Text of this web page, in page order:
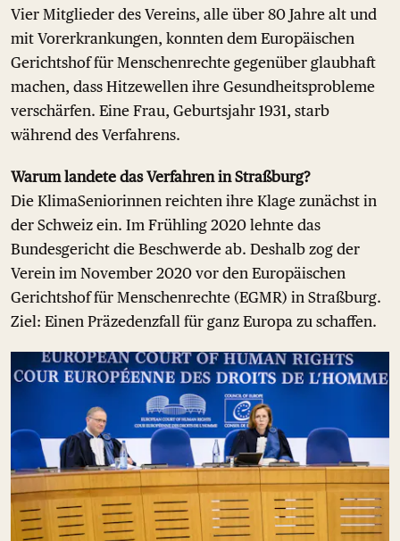
Vier Mitglieder des Vereins, alle über 80 Jahre alt und
mit Vorerkrankungen, konnten dem Europäischen
Gerichtshof für Menschenrechte gegenüber glaubhaft
machen, dass Hitzewellen ihre Gesundheitsprobleme
verschärfen. Eine Frau, Geburtsjahr 1931, starb
während des Verfahrens.
Warum landete das Verfahren in Straßburg?
Die KlimaSeniorinnen reichten ihre Klage zunächst in
der Schweiz ein. Im Frühling 2020 lehnte das
Bundesgericht die Beschwerde ab. Deshalb zog der
Verein im November 2020 vor den Europäischen
Gerichtshof für Menschenrechte (EGMR) in Straßburg.
Ziel: Einen Präzedenzfall für ganz Europa zu schaffen.